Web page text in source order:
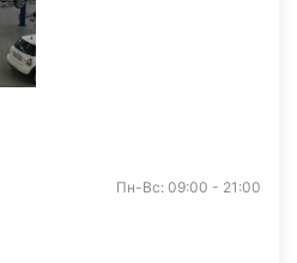
Пн-Вс: 09:00 - 21:00